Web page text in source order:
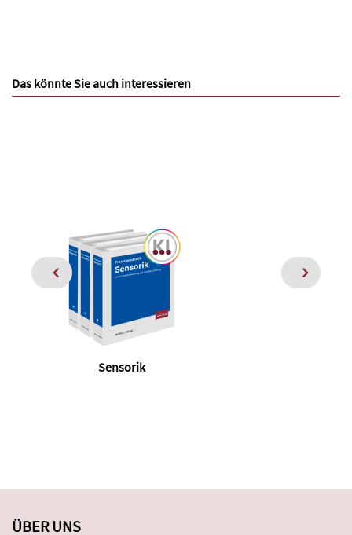
Das könnte Sie auch interessieren
Sensorik
ÜBER UNS